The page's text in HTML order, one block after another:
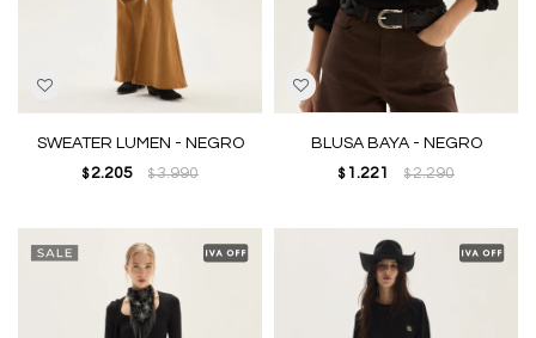
SWEATER LUMEN - NEGRO
$ 2.205 $3.990
BLUSA BAYA - NEGRO
$ 1.221 $2.290